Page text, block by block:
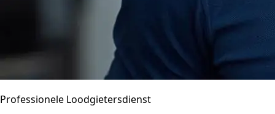
Professionele Loodgietersdienst